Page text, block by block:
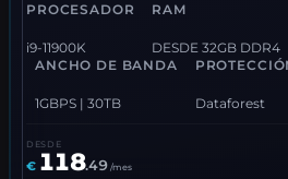
PROCESADOR
i9-11900K
RAM
DESDE 32GB DDR4
ANCHO DE BANDA
1GBPS | 30TB Dataforest
DESDE
€ 118.49 /mes